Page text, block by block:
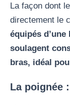
La façon dont
directement le
équipés
soulagent
bras, idéal
La poignée